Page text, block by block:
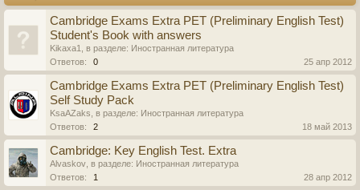
Cambridge Exams Extra PET (Preliminary English Test)
Student's Book with answers
Kikaxa1 , в разделе: Иностранная литература
Ответов:
0 25 апр 2012
Cambridge Exams Extra PET (Preliminary English Test)
Self Study Pack
KsaAZaks , в разделе: Иностранная литература
Ответов:
2 18 май 2013
Cambridge: Key English Test. Extra
Alvaskov , в разделе: Иностранная литература
Ответов:
1 28 апр 2012